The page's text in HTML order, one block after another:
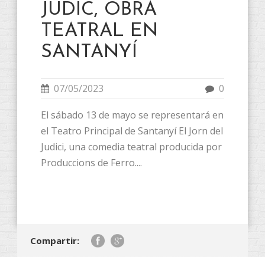
JUDIC, OBRA
TEATRAL EN
SANTANYÍ
07/05/2023 0
El sábado 13 de mayo se representará en
el Teatro Principal de Santanyí El Jorn del
Judici, una comedia teatral producida por
Produccions de Ferro....
Compartir: